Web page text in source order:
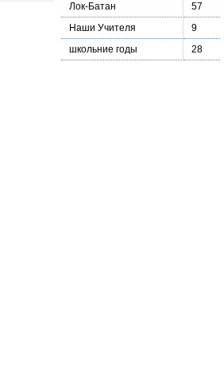
Лок-Батан
57
Наши Учителя
9
школьние годы
28